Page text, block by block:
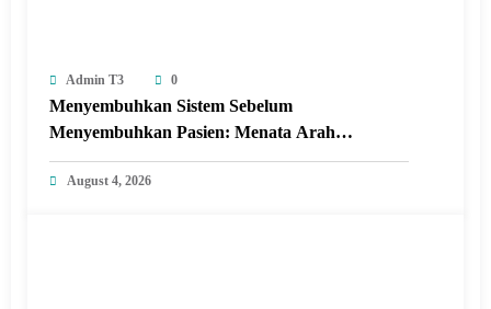
Admin T3 0
Menyembuhkan Sistem Sebelum
Menyembuhkan Pasien: Menata Arah
Revitalisasi Rumah Sakit di Era Digital
August 4, 2026